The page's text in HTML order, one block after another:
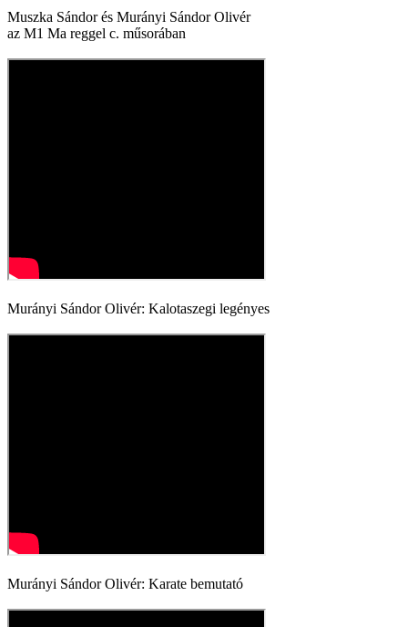
Muszka Sándor és Murányi Sándor Olivér
az M1 Ma reggel c. műsorában
Murányi Sándor Olivér: Kalotaszegi legényes
Murányi Sándor Olivér: Karate bemutató